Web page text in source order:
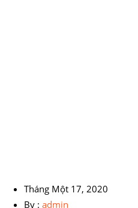
Tháng Một 17, 2020
By : admin